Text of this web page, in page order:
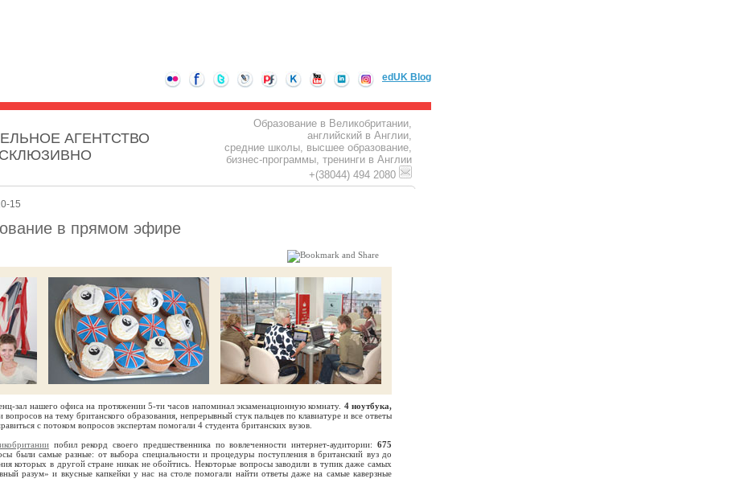
edUK Blog
АГЕНТСТВО
Образование в Великобритании,
английский в Англии,
средние школы, высшее образование,
бизнес-программы, тренинги в Англии
+(38044) 494 2080
15
в прямом эфире
зал нашего офиса на протяжении 5-ти часов напоминал экзаменационную комнату. 4 ноутбука,
вопросов на тему британского образования, непрерывный стук пальцев по клавиатуре и все ответы
с потоком вопросов экспертам помогали 4 студента британских вузов.
побил рекорд своего предшественника по вовлеченности интернет-аудитории: 675
были самые разные: от выбора специальности и процедуры поступления в британский вуз до
которых в другой стране никак не обойтись. Некоторые вопросы заводили в тупик даже самых
разум» и вкусные капкейки у нас на столе помогали найти ответы даже на самые каверзные